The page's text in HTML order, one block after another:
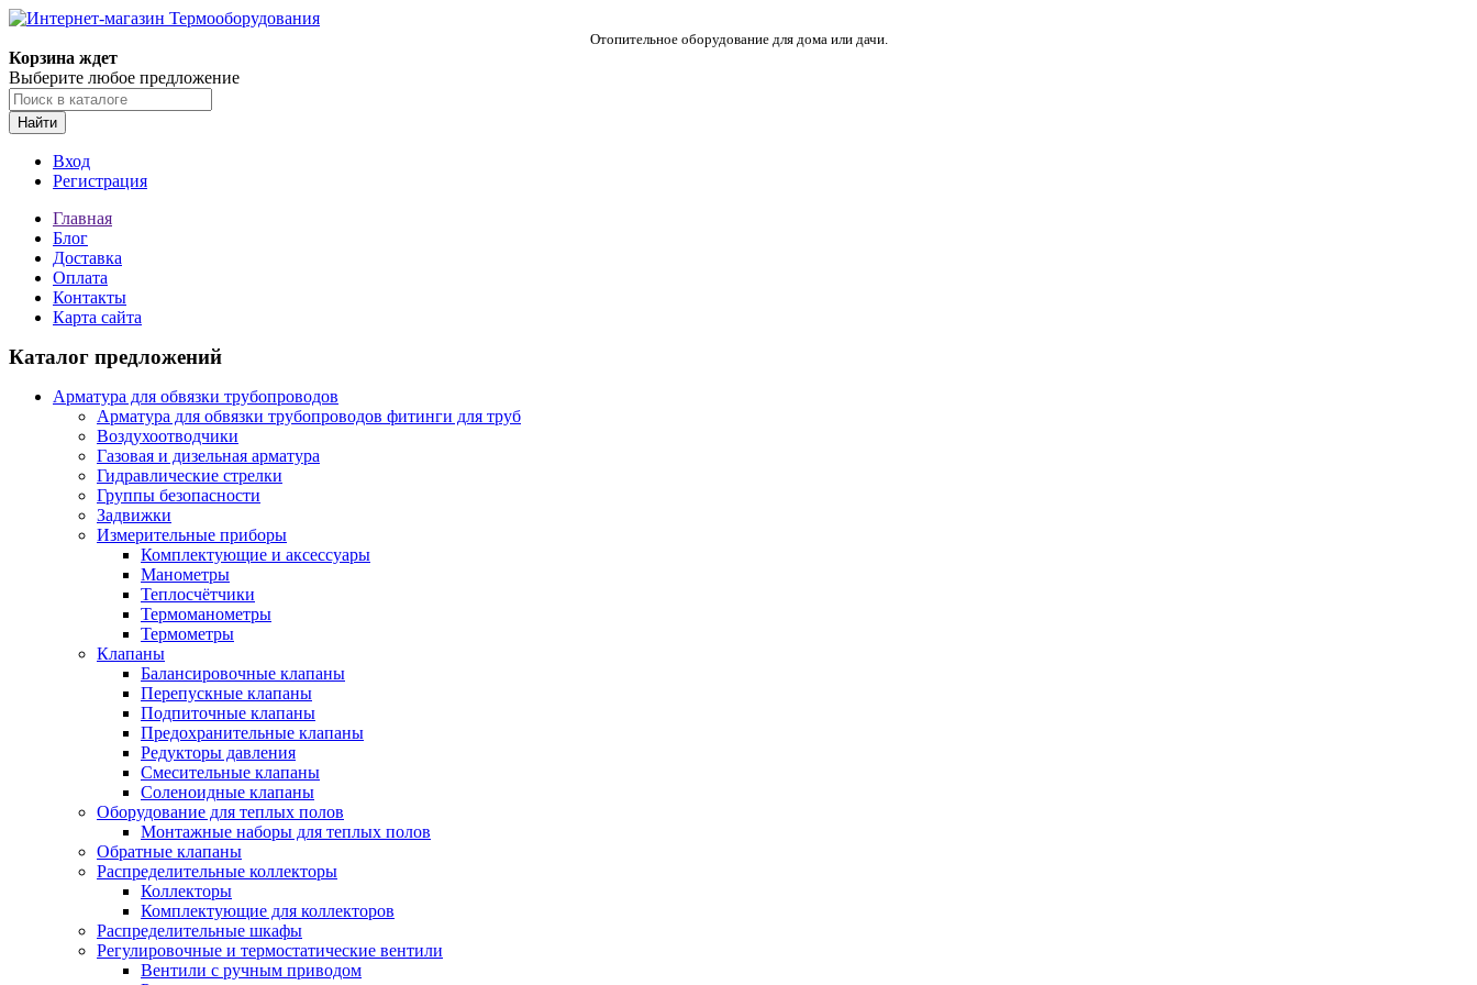
Отопительное оборудование для дома или дачи.
Корзина ждет
Выберите любое предложение
Найти
Вход
Регистрация
Главная
Блог
Доставка
Оплата
Контакты
Карта сайта
Каталог предложений
Арматура для обвязки трубопроводов
Арматура для обвязки трубопроводов фитинги для труб
Воздухоотводчики
Газовая и дизельная арматура
Гидравлические стрелки
Группы безопасности
Задвижки
Измерительные приборы
Комплектующие и аксессуары
Манометры
Теплосчётчики
Термоманометры
Термометры
Клапаны
Балансировочные клапаны
Перепускные клапаны
Подпиточные клапаны
Предохранительные клапаны
Редукторы давления
Смесительные клапаны
Соленоидные клапаны
Оборудование для теплых полов
Монтажные наборы для теплых полов
Обратные клапаны
Распределительные коллекторы
Коллекторы
Комплектующие для коллекторов
Распределительные шкафы
Регулировочные и термостатические вентили
Вентили с ручным приводом